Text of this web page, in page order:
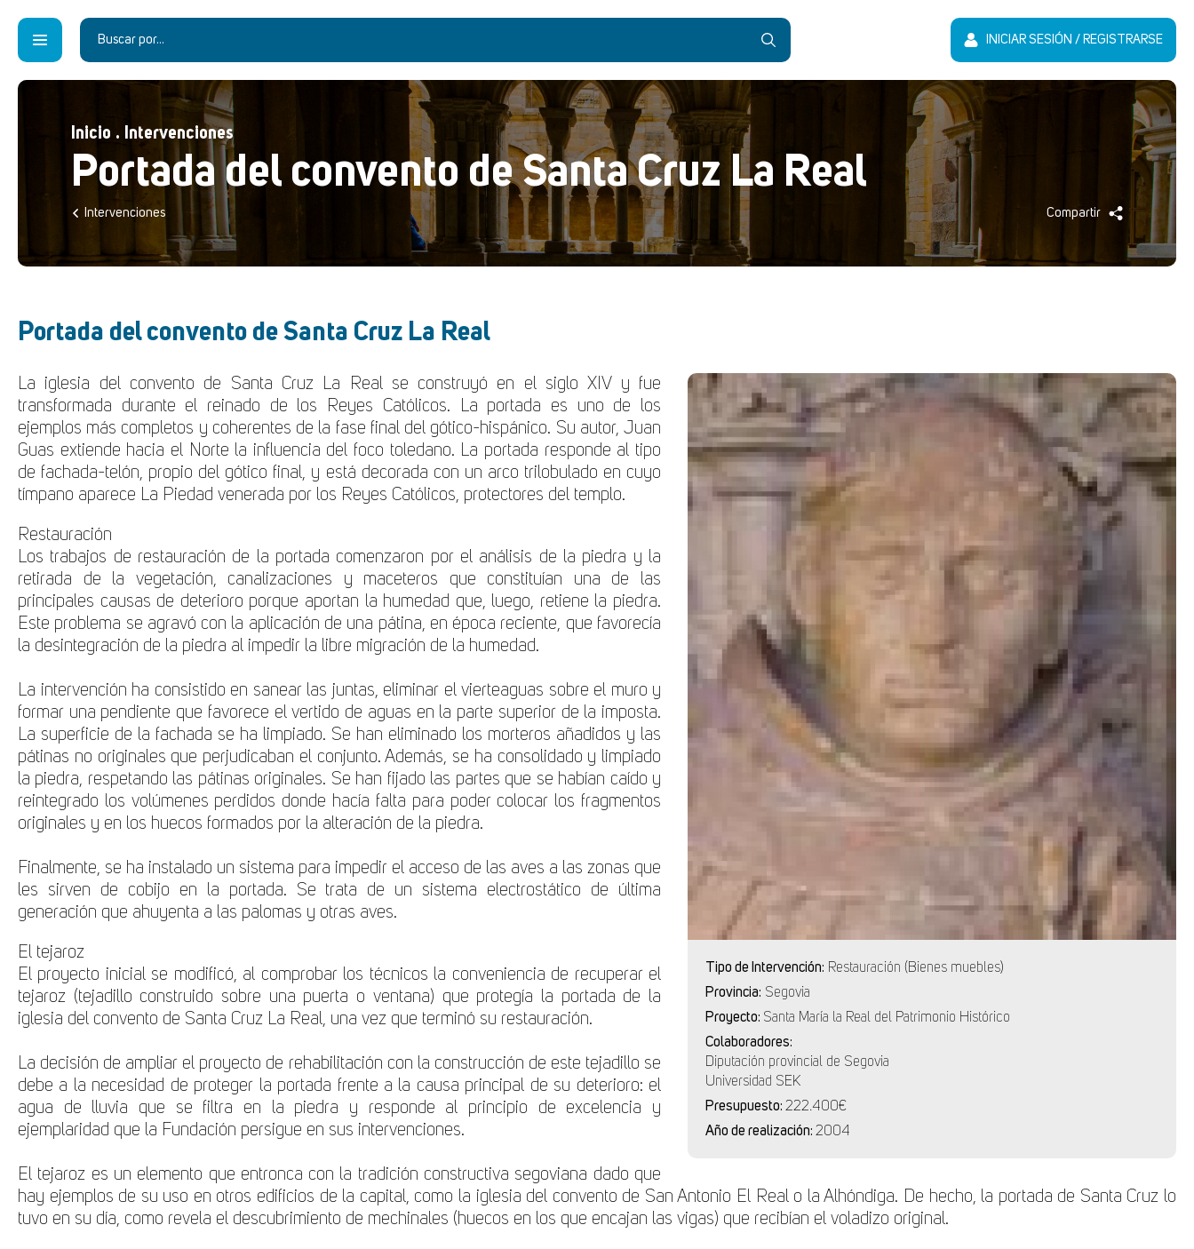
INICIAR SESIÓN / REGISTRARSE
Inicio . Intervenciones
Portada del convento de Santa Cruz La Real
Intervenciones Compartir
Portada del convento de Santa Cruz La Real
Tipo de Intervención: Restauración (Bienes muebles)
Provincia: Segovia
Proyecto: Santa María la Real del Patrimonio Histórico
Colaboradores:
Diputación provincial de Segovia
Universidad SEK
Presupuesto: 222.400€
Año de realización: 2004
La iglesia del convento de Santa Cruz La Real se construyó en el siglo XIV y fue
transformada durante el reinado de los Reyes Católicos. La portada es uno de los
ejemplos más completos y coherentes de la fase final del gótico-hispánico. Su autor, Juan
Guas extiende hacia el Norte la influencia del foco toledano. La portada responde al tipo
de fachada-telón, propio del gótico final, y está decorada con un arco trilobulado en cuyo
tímpano aparece La Piedad venerada por los Reyes Católicos, protectores del templo.
Restauración
Los trabajos de restauración de la portada comenzaron por el análisis de la piedra y la
retirada de la vegetación, canalizaciones y maceteros que constituían una de las
principales causas de deterioro porque aportan la humedad que, luego, retiene la piedra.
Este problema se agravó con la aplicación de una pátina, en época reciente, que favorecía
la desintegración de la piedra al impedir la libre migración de la humedad.
La intervención ha consistido en sanear las juntas, eliminar el vierteaguas sobre el muro y
formar una pendiente que favorece el vertido de aguas en la parte superior de la imposta.
La superficie de la fachada se ha limpiado. Se han eliminado los morteros añadidos y las
pátinas no originales que perjudicaban el conjunto. Además, se ha consolidado y limpiado
la piedra, respetando las pátinas originales. Se han fijado las partes que se habían caído y
reintegrado los volúmenes perdidos donde hacía falta para poder colocar los fragmentos
originales y en los huecos formados por la alteración de la piedra.
Finalmente, se ha instalado un sistema para impedir el acceso de las aves a las zonas que
les sirven de cobijo en la portada. Se trata de un sistema electrostático de última
generación que ahuyenta a las palomas y otras aves.
El tejaroz
El proyecto inicial se modificó, al comprobar los técnicos la conveniencia de recuperar el
tejaroz (tejadillo construido sobre una puerta o ventana) que protegía la portada de la
iglesia del convento de Santa Cruz La Real, una vez que terminó su restauración.
La decisión de ampliar el proyecto de rehabilitación con la construcción de este tejadillo se
debe a la necesidad de proteger la portada frente a la causa principal de su deterioro: el
agua de lluvia que se filtra en la piedra y responde al principio de excelencia y
ejemplaridad que la Fundación persigue en sus intervenciones.
El tejaroz es un elemento que entronca con la tradición constructiva segoviana dado que
hay ejemplos de su uso en otros edificios de la capital, como la iglesia del convento de San Antonio El Real o la Alhóndiga. De hecho, la portada de Santa Cruz lo
tuvo en su día, como revela el descubrimiento de mechinales (huecos en los que encajan las vigas) que recibían el voladizo original.